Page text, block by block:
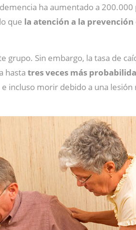
ha aumentado a 200.000
que la atención a la prevención
Sin embargo, la tasa de
hasta tres veces más
morir debido a una lesión